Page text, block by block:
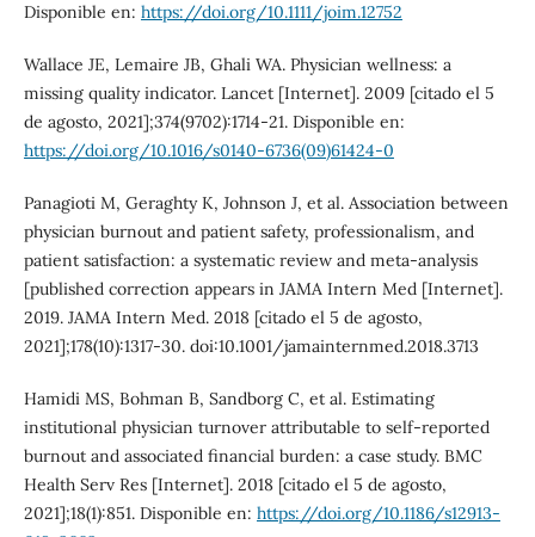
Disponible en: https://doi.org/10.1111/joim.12752
Wallace JE, Lemaire JB, Ghali WA. Physician wellness: a
missing quality indicator. Lancet [Internet]. 2009 [citado el 5
de agosto, 2021];374(9702):1714-21. Disponible en:
https://doi.org/10.1016/s0140-6736(09)61424-0
Panagioti M, Geraghty K, Johnson J, et al. Association between
physician burnout and patient safety, professionalism, and
patient satisfaction: a systematic review and meta-analysis
[published correction appears in JAMA Intern Med [Internet].
2019. JAMA Intern Med. 2018 [citado el 5 de agosto,
2021];178(10):1317-30. doi:10.1001/jamainternmed.2018.3713
Hamidi MS, Bohman B, Sandborg C, et al. Estimating
institutional physician turnover attributable to self-reported
burnout and associated financial burden: a case study. BMC
Health Serv Res [Internet]. 2018 [citado el 5 de agosto,
2021];18(1):851. Disponible en: https://doi.org/10.1186/s12913-